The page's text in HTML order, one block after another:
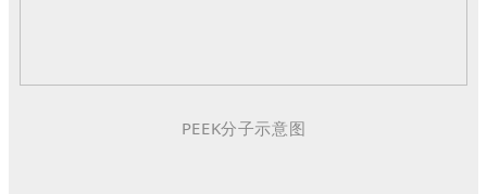
PEEK分子示意图